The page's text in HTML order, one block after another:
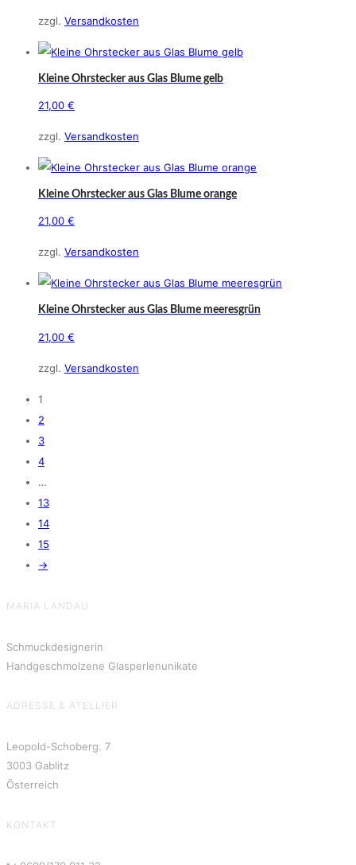
zzgl. Versandkosten
Kleine Ohrstecker aus Glas Blume gelb
21,00 €
zzgl. Versandkosten
Kleine Ohrstecker aus Glas Blume orange
21,00 €
zzgl. Versandkosten
Kleine Ohrstecker aus Glas Blume meeresgrün
21,00 €
zzgl. Versandkosten
1
2
3
4
…
13
14
15
→
MARIA LANDAU
Schmuckdesignerin
Handgeschmolzene Glasperlenunikate
ADRESSE & ATELLIER
Leopold-Schoberg. 7
3003 Gablitz
Österreich
KONTAKT